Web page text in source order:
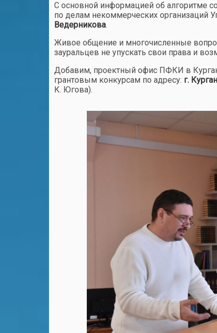
С основной информацией об алгоритме
по делам некоммерческих организаций
Ведерникова.
Живое общение и многочисленные
зауральцев не упускать свои права и
Добавим, проектный офис ПФКИ в
грантовым конкурсам по адресу: г.
К. Югова).